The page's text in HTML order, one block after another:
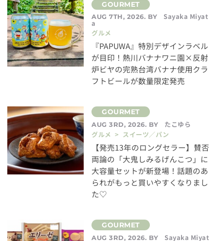
AUG 7TH, 2026. BY Sayaka Miyat
a
グルメ
『PAPUWA』特別デザインラベル
が目印！熱川バナナワニ園×反射
炉ビヤの完熟台湾バナナ使用クラ
フトビールが数量限定発売
AUG 3RD, 2026. BY
たこゆら
グルメ > スイーツ／パン
【発売13年のロングセラー】賛否
両論の「大鬼しみるげんこつ」に
大容量セットが新登場！話題のあ
られがもっと買いやすくなりまし
た♡
AUG 3RD, 2026. BY Sayaka Miyat